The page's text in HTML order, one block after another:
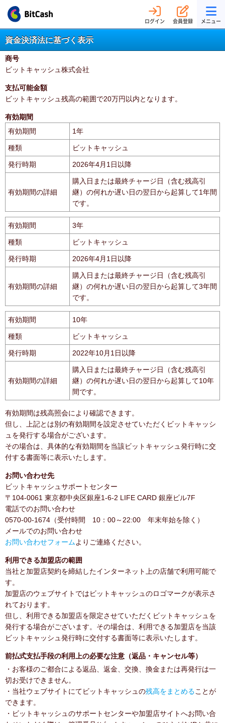
ログイン 会員登録 メニュー
資金決済法に基づく表示
商号
ビットキャッシュ株式会社
支払可能金額
ビットキャッシュ残高の範囲で20万円以内となります。
有効期間
有効期間
1年
種類 ビットキャッシュ
発行時期 2026年4月1日以降
有効期間の詳細
購入日または最終チャージ日（含む残高引
継）の何れか遅い日の翌日から起算して1年間
です。
有効期間 3年
種類 ビットキャッシュ
発行時期 2026年4月1日以降
有効期間の詳細
購入日または最終チャージ日（含む残高引
継）の何れか遅い日の翌日から起算して3年間
です。
有効期間 10年
種類 ビットキャッシュ
発行時期 2022年10月1日以降
有効期間の詳細
購入日または最終チャージ日（含む残高引
継）の何れか遅い日の翌日から起算して10年
間です。
有効期間は残高照会により確認できます。
但し、上記とは別の有効期間を設定させていただくビットキャッシ
ュを発行する場合がございます。
その場合は、具体的な有効期間を当該ビットキャッシュ発行時に交
付する書面等に表示いたします。
お問い合わせ先
ビットキャッシュサポートセンター
〒104-0061 東京都中央区銀座1-6-2 LIFE CARD 銀座ビル7F
電話でのお問い合わせ
0570-00-1674（受付時間 10：00～22:00 年末年始を除く）
メールでのお問い合わせ
お問い合わせフォームよりご連絡ください。
利用できる加盟店の範囲
当社と加盟店契約を締結したインターネット上の店舗で利用可能で
す。
加盟店のウェブサイトではビットキャッシュのロゴマークが表示さ
れております。
但し、利用できる加盟店を限定させていただくビットキャッシュを
発行する場合がございます。その場合は、利用できる加盟店を当該
ビットキャッシュ発行時に交付する書面等に表示いたします。
前払式支払手段の利用上の必要な注意（返品・キャンセル等）
・お客様のご都合による返品、返金、交換、換金または再発行は一
切お受けできません。
・当社ウェブサイトにてビットキャッシュの残高をまとめることが
できます。
・ビットキャッシュのサポートセンターや加盟店サイトへお問い合